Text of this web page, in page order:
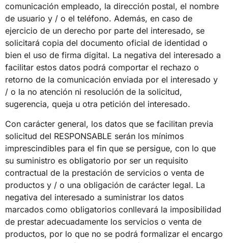
comunicación empleado, la dirección postal, el nombre
de usuario y / o el teléfono. Además, en caso de
ejercicio de un derecho por parte del interesado, se
solicitará copia del documento oficial de identidad o
bien el uso de firma digital. La negativa del interesado a
facilitar estos datos podrá comportar el rechazo o
retorno de la comunicación enviada por el interesado y
/ o la no atención ni resolución de la solicitud,
sugerencia, queja u otra petición del interesado.
Con carácter general, los datos que se facilitan previa
solicitud del RESPONSABLE serán los mínimos
imprescindibles para el fin que se persigue, con lo que
su suministro es obligatorio por ser un requisito
contractual de la prestación de servicios o venta de
productos y / o una obligación de carácter legal. La
negativa del interesado a suministrar los datos
marcados como obligatorios conllevará la imposibilidad
de prestar adecuadamente los servicios o venta de
productos, por lo que no se podrá formalizar el encargo